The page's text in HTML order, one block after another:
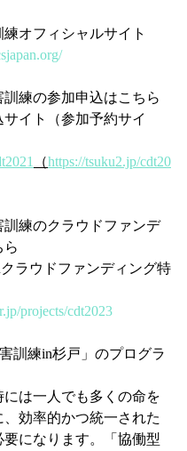
オフィシャルサイト
練の参加申込はこちら
イト（参加予約サイ
（https://tsuku2.jp/cdt20
練のクラウドファンデ
ら
ラウドファンディング特
projects/cdt2023
訓練in杉戸」のプログラ
には一人でも多くの命を
、効率的かつ統一された
要になります。「協働型